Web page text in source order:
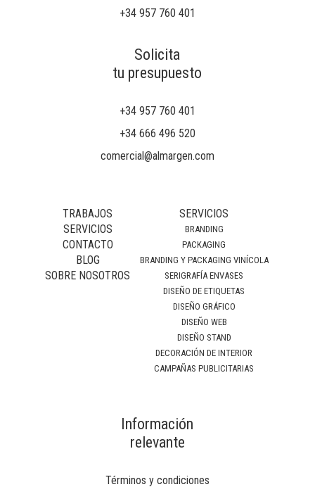
+34 957 760 401
Solicita
tu presupuesto
+34 957 760 401
+34 666 496 520
comercial@almargen.com
TRABAJOS
SERVICIOS
CONTACTO
BLOG
SOBRE NOSOTROS
SERVICIOS
BRANDING
PACKAGING
BRANDING Y PACKAGING VINÍCOLA
SERIGRAFÍA ENVASES
DISEÑO DE ETIQUETAS
DISEÑO GRÁFICO
DISEÑO WEB
DISEÑO STAND
DECORACIÓN DE INTERIOR
CAMPAÑAS PUBLICITARIAS
Información
relevante
Términos y condiciones